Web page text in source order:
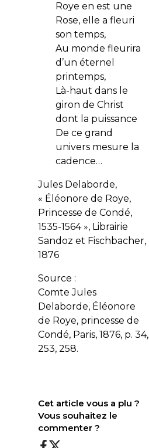
Roye en est une
Rose, elle a fleuri
son temps,
Au monde fleurira
d’un éternel
printemps,
Là-haut dans le
giron de Christ
dont la puissance
De ce grand
univers mesure la
cadence…
Jules Delaborde,
« Éléonore de Roye,
Princesse de Condé,
1535-1564 », Librairie
Sandoz et Fischbacher,
1876
Source :
Comte Jules
Delaborde, Éléonore
de Roye, princesse de
Condé, Paris, 1876, p. 34,
253, 258.
Cet article vous a plu ?
Vous souhaitez le
commenter ?